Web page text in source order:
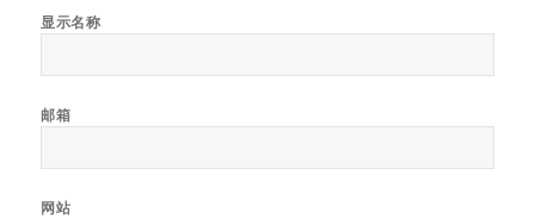
显示名称
邮箱
网站